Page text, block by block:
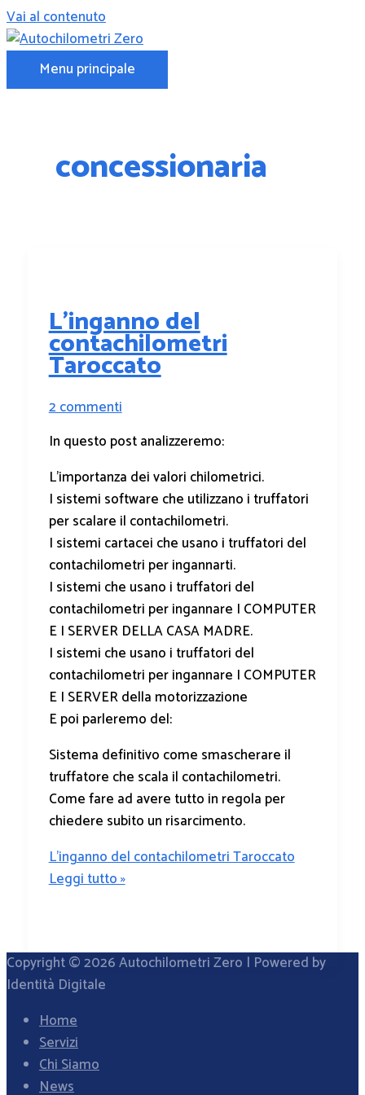
Vai al contenuto
Menu principale
concessionaria
L’inganno del
contachilometri
Taroccato
2 commenti
In questo post analizzeremo:
L’importanza dei valori chilometrici.
I sistemi software che utilizzano i truffatori
per scalare il contachilometri.
I sistemi cartacei che usano i truffatori del
contachilometri per ingannarti.
I sistemi che usano i truffatori del
contachilometri per ingannare I COMPUTER
E I SERVER DELLA CASA MADRE.
I sistemi che usano i truffatori del
contachilometri per ingannare I COMPUTER
E I SERVER della motorizzazione
E poi parleremo del:
Sistema definitivo come smascherare il
truffatore che scala il contachilometri.
Come fare ad avere tutto in regola per
chiedere subito un risarcimento.
L’inganno del contachilometri Taroccato
Leggi tutto »
Copyright © 2026Autochilometri Zero | Powered by
Identità Digitale
Home
Servizi
Chi Siamo
News